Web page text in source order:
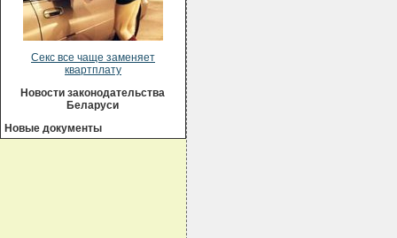
Секс все чаще заменяет
квартплату
Новости законодательства
Беларуси
Новые документы